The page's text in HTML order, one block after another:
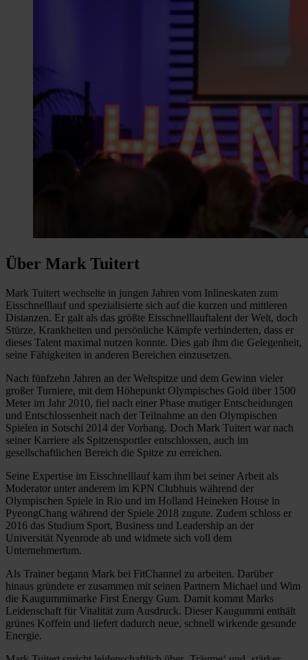
Über Mark Tuitert
Mark Tuitert wechselte in jungen Jahren vom Inlineskaten zum
Eisschnelllauf und spezialisierte sich auf die kurzen und mittleren
Distanzen. Er galt als das größte Eisschnelllauftalent der Welt, doch
Stürze, Krankheiten und persönliche Kämpfe verhinderten, dass er
dieses Talent maximal nutzen konnte. Dies gab ihm die Gelegenheit,
seine Fähigkeiten in anderen Bereichen einzusetzen.
Nach fünfzehn Jahren an der Weltspitze und dem Gewinn vieler
großer Turniere, mit dem Höhepunkt Olympisches Gold über 1500
Meter im Jahr 2010, fiel nach einer Phase mutiger Entscheidungen
und Entschlossenheit nach der Teilnahme an den Olympischen
Spielen in Sotschi 2014 der Vorhang. Doch Mark Tuitert war nach
seiner Karriere als Spitzensportler entschlossen, auch im
gesellschaftlichen Bereich die Spitze zu erreichen.
Seine Expertise im Eisschnelllauf kam ihm bei seiner Arbeit als
Moderator unter anderem im KPN Clubhuis während der
Olympischen Spiele in Rio und im Holland Heineken House in
PyeongChang während der Spiele 2018 zugute. Zudem schloss er
2016 das Studium Sport, Business und Leadership an der
Universität Nyenrode ab und widmete sich voll dem
Unternehmertum.
Als Trainer begann Mark bei FitChannel zu arbeiten. Darüber
hinaus gründete er zusammen mit seinen Partnern Michael und Wim
die Kaugummimarke First Energy Gum. Damit kommt Marks
Leidenschaft für Vitalität zum Ausdruck. Dieser Kaugummi enthält
grünes Koffein und liefert dadurch neue, schnell wirkende gesunde
Energie.